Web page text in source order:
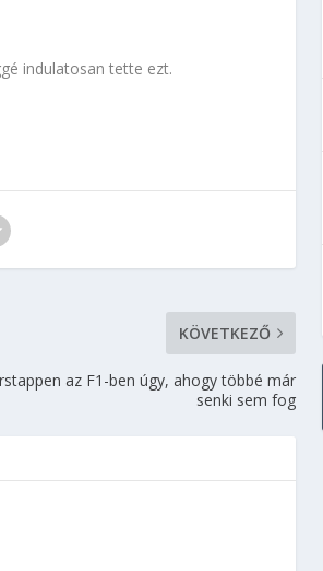
indulatosan tette ezt.
KÖVETKEZŐ
az F1-ben úgy, ahogy többé már
senki sem fog